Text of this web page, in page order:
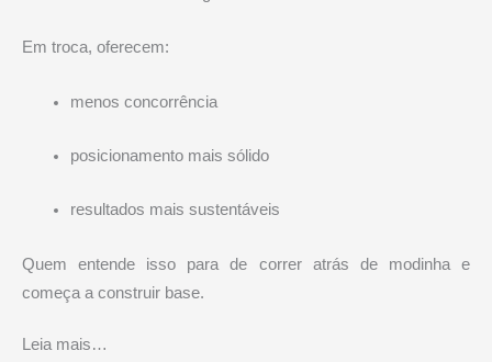
Em troca, oferecem:
menos concorrência
posicionamento mais sólido
resultados mais sustentáveis
Quem entende isso para de correr atrás de modinha e
começa a construir base.
Leia mais…